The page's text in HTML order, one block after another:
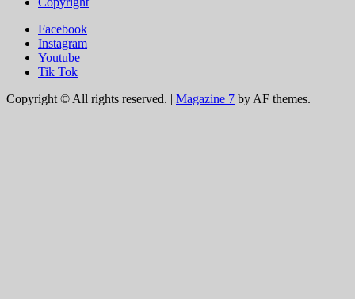
Facebook
Instagram
Youtube
Tik Tok
Copyright © All rights reserved. | Magazine 7 by AF themes.